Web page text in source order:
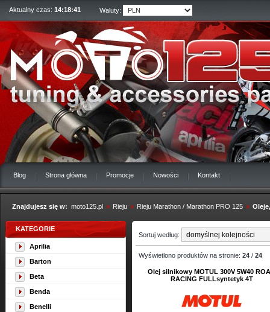
Aktualny czas: 14:18:42 Waluty:
Blog Strona główna Promocje Nowości Kontakt
Znajdujesz się w: moto125.pl » Rieju » Rieju Marathon / Marathon PRO 125 »
KATEGORIE
Aprilia
Barton
Beta
Benda
Benelli
Sortuj według:
Wyświetlono produktów na stronie: 24 / 24
Olej silnikowy MOTUL 300V 5W40
RACING FULLsyntetyk 4T